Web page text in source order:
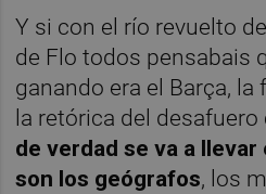
Y si con el río revuelto
de Flo todos pensabais
ganando era el Barça,
la retórica del
de verdad se va a
son los geógrafos, los